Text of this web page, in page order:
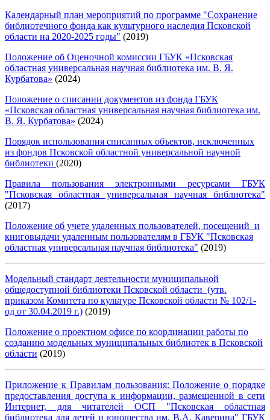
Календарный план мероприятий по программе "Сохранение
библиотечного фонда как культурного наследия Псковской
области на 2020-2025 годы" (2019)
Положение об Оценочной комиссии ГБУК «Псковская
областная универсальная научная библиотека им. В. Я.
Курбатова» (2024)
Положение о списании документов из фонда ГБУК
«Псковская областная универсальная научная библиотека им.
В. Я. Курбатова» (2024)
Порядок использования списанных объектов, исключенных
из фондов Псковской областной универсальной научной
библиотеки (2020)
Правила пользования электронными ресурсами ГБУК
"Псковская областная универсальная научная библиотека"
(2017)
Положение об учете удаленных пользователей, посещений и
книговыдачи удаленным пользователям в ГБУК "Псковская
областная универсальная научная библиотека" (2019)
Модельный стандарт деятельности муниципальной
общедоступной библиотеки Псковской области (утв.
приказом Комитета по культуре Псковской области № 102/1-
од от 30.04.2019 г.) (2019)
Положение о проектном офисе по координации работы по
созданию модельных муниципальных библиотек в Псковской
области (2019)
Приложение к Правилам пользования: Положение о порядке
предоставления доступа к информации, размещенной в сети
Интернет, для читателей ОСП "Псковская областная
библиотека для детей и юношества им. В.А. Каверина" ГБУК